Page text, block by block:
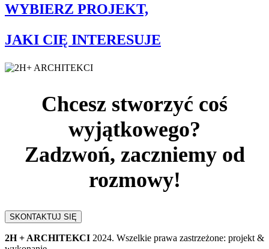
WYBIERZ PROJEKT,
JAKI CIĘ INTERESUJE
Chcesz stworzyć coś
wyjątkowego?
Zadzwoń, zaczniemy od
rozmowy!
SKONTAKTUJ SIĘ
2H + ARCHITEKCI 2024. Wszelkie prawa zastrzeżone: projekt &